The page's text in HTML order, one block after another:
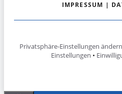
IMPRESSUM |
Privatsphäre-Einstellungen ändern
Einstellungen •